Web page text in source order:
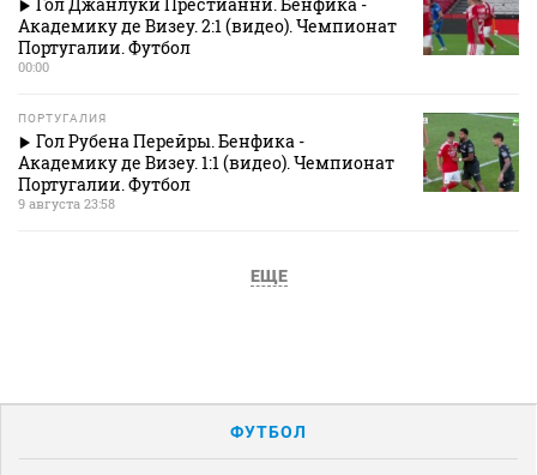
Академику де Визеу. 2:1 (видео). Чемпионат
Португалии. Футбол
00:00
ПОРТУГАЛИЯ
Гол Рубена Перейры. Бенфика -
Академику де Визеу. 1:1 (видео). Чемпионат
Португалии. Футбол
9 августа 23:58
ЕЩЕ
ФУТБОЛ